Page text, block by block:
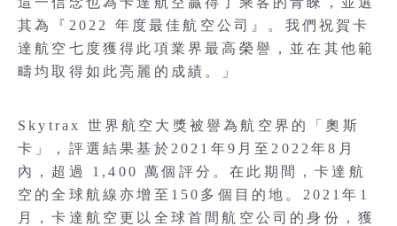
其為『2022 年度最佳航空公司』。我們祝賀卡
達航空七度獲得此項業界最高榮譽，並在其他範
疇均取得如此亮麗的成績。」
Skytrax 世界航空大獎被譽為航空界的「奧斯
卡」，評選結果基於2021年9月至2022年8月
內，超過 1,400 萬個評分。在此期間，卡達航
空的全球航線亦增至150多個目的地。2021年1
月，卡達航空更以全球首間航空公司的身份，獲